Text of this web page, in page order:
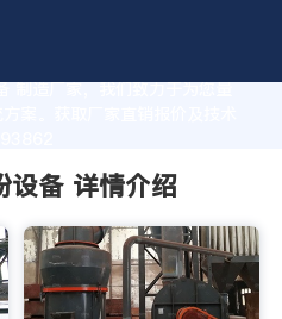
制造厂家，我们致力于为您量
案。获取厂家直销报价及技术
设备 详情介绍